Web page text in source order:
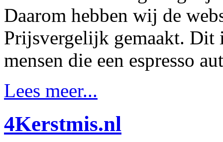
Daarom hebben wij de
Prijsvergelijk gemaakt. Dit
mensen die een espresso
Lees meer...
4Kerstmis.nl